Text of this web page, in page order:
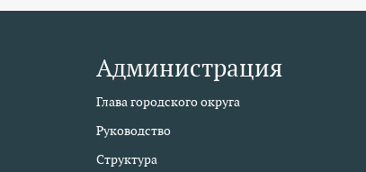
Администрация
Глава городского округа
Руководство
Структура